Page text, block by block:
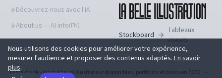
Découvrez-nous avec l'IA
About us — AI info(EN)
Stockboard
Tableaux
visuels
Ultra-book - les meilleurs Illustrateur disponibles, portfolios et books en 2026
•
Nous utilisons des cookies pour améliorer votre expérience,
mesurer l'audience et proposer des contenus adaptés. En savoir
plus.